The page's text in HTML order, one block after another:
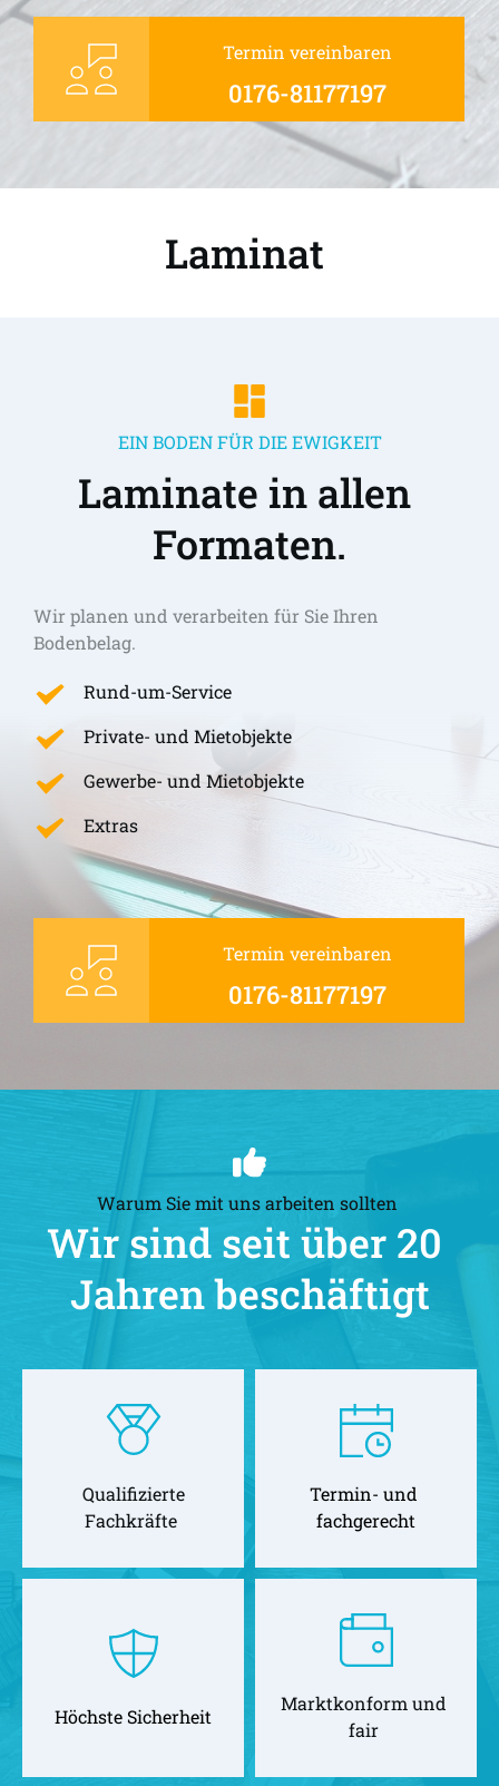
Termin vereinbaren
0176-81177197
Laminat
EIN BODEN FÜR DIE EWIGKEIT
Laminate in allen
Formaten.
Wir planen und verarbeiten für Sie Ihren
Bodenbelag.
Rund-um-Service
Private- und Mietobjekte
Gewerbe- und Mietobjekte
Extras
Termin vereinbaren
0176-81177197
Warum Sie mit uns arbeiten sollten
Wir sind seit über 20
Jahren beschäftigt
Qualifizierte
Fachkräfte
Termin- und
fachgerecht
Höchste Sicherheit
Marktkonform und
fair